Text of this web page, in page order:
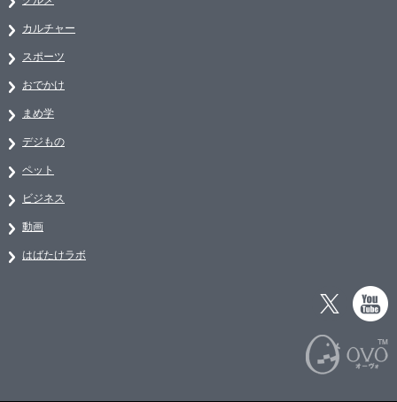
カルチャー
スポーツ
おでかけ
まめ学
デジもの
ペット
ビジネス
動画
はばたけラボ